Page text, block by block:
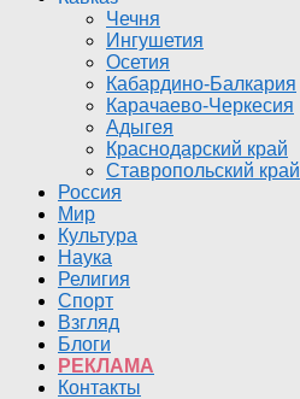
Чечня
Ингушетия
Осетия
Кабардино-Балкария
Карачаево-Черкесия
Адыгея
Краснодарский край
Ставропольский край
Россия
Мир
Культура
Наука
Религия
Спорт
Взгляд
Блоги
РЕКЛАМА
Контакты